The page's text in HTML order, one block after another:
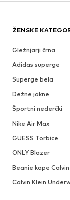
ŽENSKE
Gležnjarji črna
Adidas superge
Superge bela
Dežne jakne
Športni nederčki
Nike Air Max
GUESS Torbice
ONLY Blazer
Beanie kape
Calvin Klein